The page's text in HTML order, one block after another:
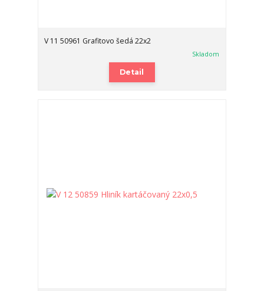
V 11 50961 Grafitovo šedá 22x2
Skladom
Detail